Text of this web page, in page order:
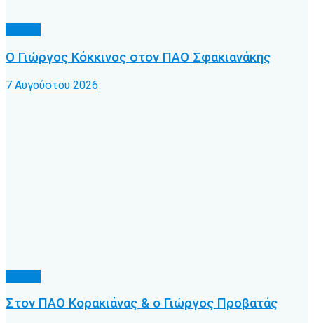
Ο Γιώργος Κόκκινος στον ΠΑΟ Σφακιανάκης
7 Αυγούστου 2026
Στον ΠΑΟ Κορακιάνας & ο Γιώργος Προβατάς